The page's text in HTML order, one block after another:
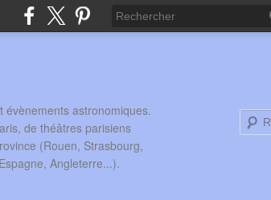
évènements astronomiques.
de théâtres parisiens
(Rouen, Strasbourg,
Angleterre...).